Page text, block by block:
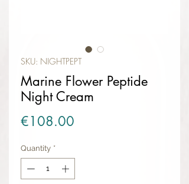
SKU: NIGHTPEPT
Marine Flower Peptide
Night Cream
€108.00
Quantity *